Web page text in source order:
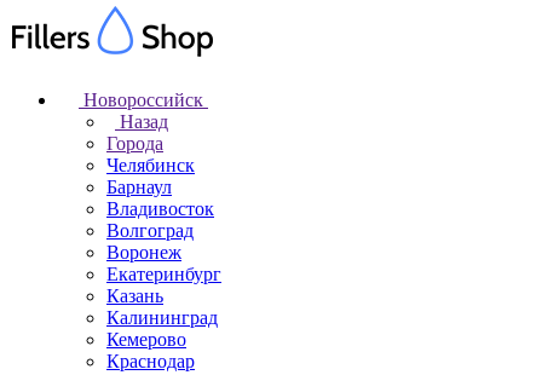
Новороссийск
Назад
Города
Челябинск
Барнаул
Владивосток
Волгоград
Воронеж
Екатеринбург
Казань
Калининград
Кемерово
Краснодар